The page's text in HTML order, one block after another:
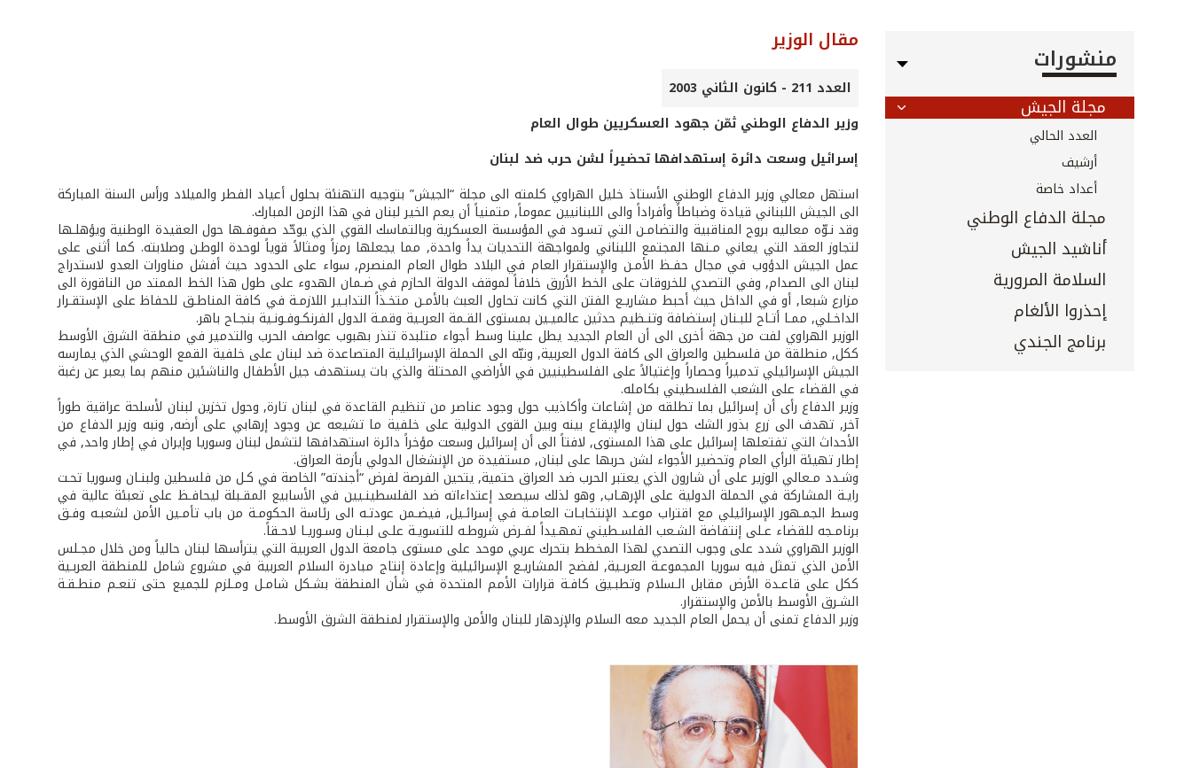
منشورات
مجلة الجيش
العدد الحالي
أرشيف
أعداد خاصة
مجلة الدفاع الوطني
أناشيد الجيش
السلامة المرورية
إحذروا الألغام
برنامج الجندي
مقال الوزير
العدد 211 - كانون الثاني 2003
وزير الدفاع الوطني ثمّن جهود العسكريين طوال العام
إسرائيل وسعت دائرة إستهدافها تحضيراً لشن حرب ضد لبنان
استهل معالي وزير الدفاع الوطني الأستاذ خليل الهراوي كلمته الى مجلة “الجيش” بتوجيه التهنئة بحلول أعياد الفطر والميلاد ورأس السنة المباركة
الى الجيش اللبناني قيادة وضباطاً وأفراداً والى اللبنانيين عموماً, متمنياً أن يعم الخير لبنان في هذا الزمن المبارك.
وقد نـوّه معاليه بروح المناقبية والتضامـن التي تسـود في المؤسسة العسكرية وبالتماسك القوي الذي يوحّد صفوفـها حول العقيدة الوطنية ويؤهلـها
لتجاوز العقد التي يعاني مـنها المجتمع اللبناني ولمواجهة التحديات يداً واحدة, مما يجعلها رمزاً ومثالاً قوياً لوحدة الوطـن وصلابته. كما أثنى على
عمل الجيش الدؤوب في مجال حفـظ الأمـن والإستقرار العام في البلاد طوال العام المنصرم, سواء على الحدود حيث أفشل مناورات العدو لاستدراج
لبنان الى الصدام, وفي التصدي للخروقات على الخط الأزرق خلافاً لموقف الدولة الحازم في ضـمان الهدوء على طول هذا الخط الممتد من الناقورة الى
مزارع شبعا, أو في الداخل حيث أحبط مشاريـع الفتن التي كانت تحاول العبث بالأمـن متخـذاً التدابـير اللازمـة في كافة المناطـق للحفاظ على الإستقـرار
الداخـلي, ممـا أتـاح للبـنان إستضافة وتنـظيم حدثين عالميـين بمستوى القـمة العربـية وقمـة الدول الفرنكـوفـونـية بنجـاح باهر.
الوزير الهراوي لفت من جهة أخرى الى أن العام الجديد يطل علينا وسط أجواء متلبدة تنذر بهبوب عواصف الحرب والتدمير في منطقة الشرق الأوسط
ككل, منطلقة من فلسطين والعراق الى كافة الدول العربية, ونبّه الى الحملة الإسرائيلية المتصاعدة ضد لبنان على خلفية القمع الوحشي الذي يمارسه
الجيش الإسرائيلي تدميراً وحصاراً وإغتيالاً على الفلسطينيين في الأراضي المحتلة والذي بات يستهدف جيل الأطفال والناشئين منهم بما يعبر عن رغبة
في القضاء على الشعب الفلسطيني بكامله.
وزير الدفاع رأى أن إسرائيل بما تطلقه من إشاعات وأكاذيب حول وجود عناصر من تنظيم القاعدة في لبنان تارة, وحول تخزين لبنان لأسلحة عراقية طوراً
آخر, تهدف الى زرع بذور الشك حول لبنان والإيقاع بينه وبين القوى الدولية على خلفية ما تشيعه عن وجود إرهابي على أرضه, ونبه وزير الدفاع من
الأحداث التي تفتعلها إسرائيل على هذا المستوى, لافتاً الى أن إسرائيل وسعت مؤخراً دائرة استهدافها لتشمل لبنان وسوريا وإيران في إطار واحد, في
إطار تهيئة الرأي العام وتحضير الأجواء لشن حربها على لبنان, مستفيدة من الإنشغال الدولي بأزمة العراق.
وشـدد مـعالي الوزير على أن شارون الذي يعتبر الحرب ضد العراق حتمية, يتحين الفرصة لفرض “أجندته” الخاصة في كـل من فلسطين ولبنـان وسوريا تحـت
رايـة المشاركة في الحملة الدولية على الإرهـاب, وهو لذلك سيصعد إعتداءاته ضد الفلسطينـيين في الأسابيع المقـبلة ليحافـظ على تعبئة عالية في
وسط الجمـهور الإسرائيلي مع اقتراب موعـد الإنتخابـات العامـة في إسرائـيل, فيضـمن عودتـه الى رئاسة الحكومـة من باب تأمـين الأمن لشعبـه وفـق
برنامـجه للقضاء عـلى إنتفاضة الشـعب الفلسـطيني تمهـيداً لفـرض شروطـه للتسويـة علـى لبـنان وسـوريـا لاحـقاً.
الوزير الهراوي شدد على وجوب التصدي لهذا المخطط بتحرك عربي موحد على مستوى جامعة الدول العربية التي يترأسها لبنان حالياً ومن خلال مجـلس
الأمن الذي تمثل فيه سوريا المجموعـة العربـية, لفضح المشاريـع الإسرائيلية وإعادة إنتاج مبادرة السلام العربية في مشروع شامل للمنطقة العربـية
ككل على قاعـدة الأرض مقابل الـسلام وتطبـيق كافـة قرارات الأمم المتحدة في شأن المنطقة بشـكل شامـل ومـلزم للجميع حتى تنعـم منطـقـة
الشـرق الأوسط بالأمن والإستقرار.
وزير الدفاع تمنى أن يحمل العام الجديد معه السلام والإزدهار للبنان والأمن والإستقرار لمنطقة الشرق الأوسط.